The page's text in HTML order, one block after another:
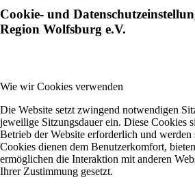
Cookie- und
Region Wolfsburg e.V.
Wie wir Cookies verwenden
Die Website setzt zwingend notwendigen
jeweilige Sitzungsdauer ein. Diese Cookies
Betrieb der Website erforderlich und werden
Cookies dienen dem Benutzerkomfort,
ermöglichen die Interaktion mit anderen
Ihrer Zustimmung gesetzt.